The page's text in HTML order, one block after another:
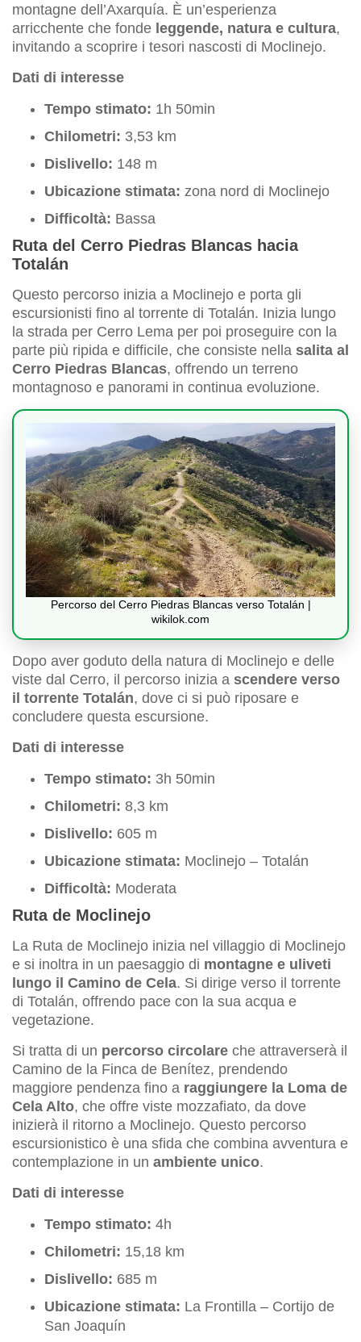
montagne dell’Axarquía. È un’esperienza
arricchente che fonde leggende, natura e cultura,
invitando a scoprire i tesori nascosti di Moclinejo.
Dati di interesse
Tempo stimato: 1h 50min
Chilometri: 3,53 km
Dislivello: 148 m
Ubicazione stimata: zona nord di Moclinejo
Difficoltà: Bassa
Ruta del Cerro Piedras Blancas hacia
Totalán
Questo percorso inizia a Moclinejo e porta gli
escursionisti fino al torrente di Totalán. Inizia lungo
la strada per Cerro Lema per poi proseguire con la
parte più ripida e difficile, che consiste nella salita al
Cerro Piedras Blancas, offrendo un terreno
montagnoso e panorami in continua evoluzione.
Percorso del Cerro Piedras Blancas verso Totalán |
wikilok.com
Dopo aver goduto della natura di Moclinejo e delle
viste dal Cerro, il percorso inizia a scendere verso
il torrente Totalán, dove ci si può riposare e
concludere questa escursione.
Dati di interesse
Tempo stimato: 3h 50min
Chilometri: 8,3 km
Dislivello: 605 m
Ubicazione stimata: Moclinejo – Totalán
Difficoltà: Moderata
Ruta de Moclinejo
La Ruta de Moclinejo inizia nel villaggio di Moclinejo
e si inoltra in un paesaggio di montagne e uliveti
lungo il Camino de Cela. Si dirige verso il torrente
di Totalán, offrendo pace con la sua acqua e
vegetazione.
Si tratta di un percorso circolare che attraverserà il
Camino de la Finca de Benítez, prendendo
maggiore pendenza fino a raggiungere la Loma de
Cela Alto, che offre viste mozzafiato, da dove
inizierà il ritorno a Moclinejo. Questo percorso
escursionistico è una sfida che combina avventura e
contemplazione in un ambiente unico.
Dati di interesse
Tempo stimato: 4h
Chilometri: 15,18 km
Dislivello: 685 m
Ubicazione stimata: La Frontilla – Cortijo de
San Joaquín